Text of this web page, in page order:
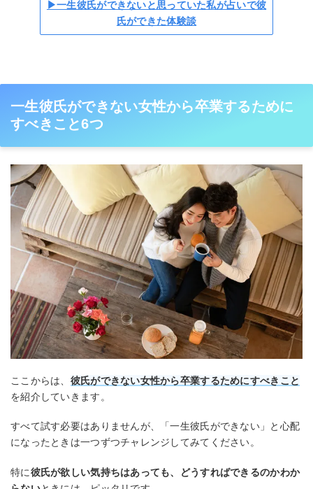
▶一生彼氏ができないと思っていた私が占いで彼
氏ができた体験談
一生彼氏ができない女性から卒業するために
すべきこと6つ
ここからは、 彼氏ができない女性から卒業するためにすべきこと
を紹介していきます。
すべて試す必要はありませんが、「一生彼氏ができない」と心配
になったときは一つずつチャレンジしてみてください。
特に彼氏が欲しい気持ちはあっても、どうすればできるのかわか